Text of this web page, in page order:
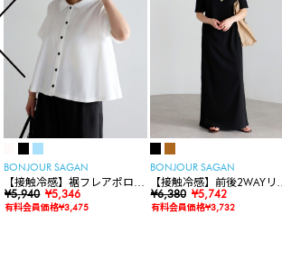
BONJOUR SAGAN
【接触冷感】裾フレアポロシ
ャツ
¥5,940 ¥5,346
有料会員価格¥3,475
BONJOUR SAGAN
【接触冷感】前後2WAYリブ
カットワンピース
¥6,380 ¥5,742
有料会員価格¥3,732